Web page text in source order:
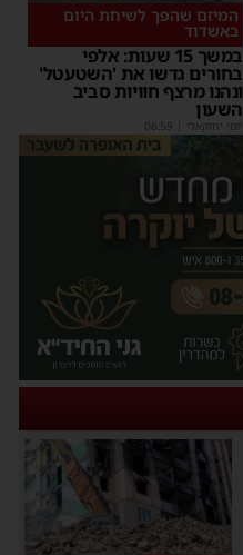
המיזם שהפך לשיחת היום
באשדוד
במשך 15 שעות: אלפי
בחורים גדשו את 'השטעטל'
ונהנו מרצף חוויות סביב
השעון
יוסי יחזקאלי 06:59